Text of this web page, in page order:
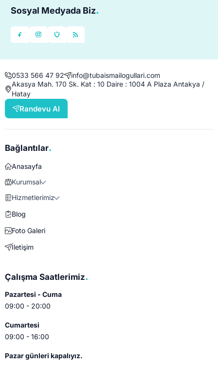
Sosyal Medyada Biz.
0533 566 47 92
info@tubaismailogullari.com
Akasya Mah. 170 Sk. Kat : 10 Daire : 1004 A Plaza Antakya /
Hatay
Randevu Al
Bağlantılar.
Anasayfa
Kurumsal
Hizmetlerimiz
Blog
Foto Galeri
İletişim
Çalışma Saatlerimiz.
Pazartesi - Cuma
09:00 - 20:00
Cumartesi
09:00 - 16:00
Pazar günleri kapalıyız.